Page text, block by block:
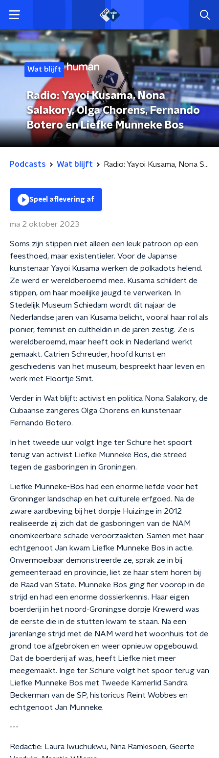
Wat blijft
Radio: Yayoi Kusama, Nona
Salakory, Olga Chorens, Fernando
Botero en Liefke Munneke Bos
Podcasts Wat blijft Radio: Yayoi Kusama, Nona Salakory, Olga Chorens, Fernando Botero en Liefke Munneke Bos
Speel aflevering af
ma 2 oktober 2023
Soms zijn stippen niet alleen een leuk patroon op een
feesthoed, maar existentieler. Voor de Japanse
kunstenaar Yayoi Kusama werken de polkadots helend.
Ze werd er wereldberoemd mee. Kusama schildert de
stippen, om haar moeilijke jeugd te verwerken. In
Stedelijk Museum Schiedam wordt dit najaar de
Nederlandse jaren van Kusama belicht, vooral haar rol als
pionier, feminist en cultheldin in de jaren zestig. Ze is
wereldberoemd, maar heeft ook in Nederland werkt
gemaakt. Catrien Schreuder, hoofd kunst en
geschiedenis van het museum, bespreekt haar leven en
werk met Floortje Smit.
Verder in Wat blijft: activist en politica Nona Salakory, de
Cubaanse zangeres Olga Chorens en kunstenaar
Fernando Botero.
In het tweede uur volgt Inge ter Schure het spoort
terug van activist Liefke Munneke Bos, die streed
tegen de gasboringen in Groningen.
Liefke Munneke-Bos had een enorme liefde voor het
Groninger landschap en het culturele erfgoed. Na de
zware aardbeving bij het dorpje Huizinge in 2012
realiseerde zij zich dat de gasboringen van de NAM
onomkeerbare schade veroorzaakten. Samen met haar
echtgenoot Jan kwam Liefke Munneke Bos in actie.
Onvermoeibaar demonstreerde ze, sprak ze in bij
gemeenteraad en provincie, liet ze haar stem horen bij
de Raad van State. Munneke Bos ging fier voorop in de
strijd en had een enorme dossierkennis. Haar eigen
boerderij in het noord-Groningse dorpje Krewerd was
de eerste die in de stutten kwam te staan. Na een
jarenlange strijd met de NAM werd het woonhuis tot de
grond toe afgebroken en weer opnieuw opgebouwd.
Dat de boerderij af was, heeft Liefke niet meer
meegemaakt. Inge ter Schure volgt het spoor terug van
Liefke Munneke Bos met Tweede Kamerlid Sandra
Beckerman van de SP, historicus Reint Wobbes en
echtgenoot Jan Munneke.
---
Redactie: Laura Iwuchukwu, Nina Ramkisoen, Geerte